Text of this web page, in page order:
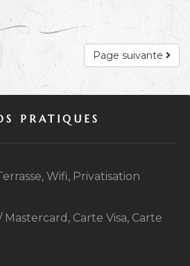
Page suivante
PRATIQUES
Wifi, Privatisation
Carte Visa, Carte